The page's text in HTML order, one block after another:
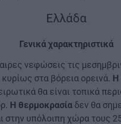
Ελλάδα
Γενικά χαρακτηριστικά
νεφώσεις τις
στα βόρεια ορεινά. Η
θα είναι τοπικά
Η θερμοκρασία δεν θα
στην υπόλοιπη χώρα τους